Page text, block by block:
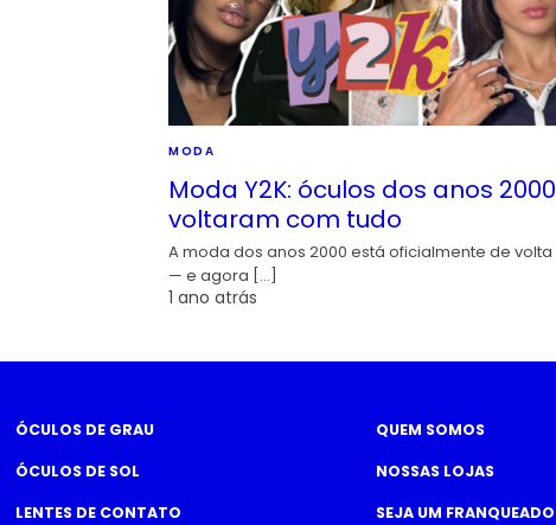
MODA
Moda Y2K: óculos dos anos 2000
voltaram com tudo
A moda dos anos 2000 está oficialmente de volta
— e agora […]
1 ano atrás
ÓCULOS DE GRAU
ÓCULOS DE SOL
LENTES DE CONTATO
QUEM SOMOS
NOSSAS LOJAS
SEJA UM FRANQUEADO